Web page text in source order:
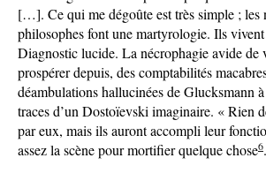
[…]. Ce qui me dégoûte est très simple ; les
philosophes font une martyrologie. Ils vivent
Diagnostic lucide. La nécrophagie avide de
prospérer depuis, des comptabilités
déambulations hallucinées de Glucksmann
traces d’un Dostoïevski imaginaire. « Rien
par eux, mais ils auront accompli leur
assez la scène pour mortifier quelque chose6